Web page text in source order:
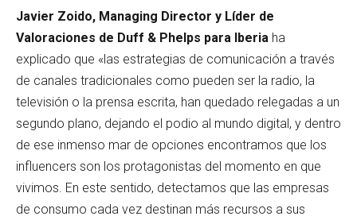
Javier Zoido, Managing Director y Líder de
Valoraciones de Duff & Phelps para Iberia ha
explicado que «las estrategias de comunicación a través
de canales tradicionales como pueden ser la radio, la
televisión o la prensa escrita, han quedado relegadas a un
segundo plano, dejando el podio al mundo digital, y dentro
de ese inmenso mar de opciones encontramos que los
influencers son los protagonistas del momento en que
vivimos. En este sentido, detectamos que las empresas
de consumo cada vez destinan más recursos a sus